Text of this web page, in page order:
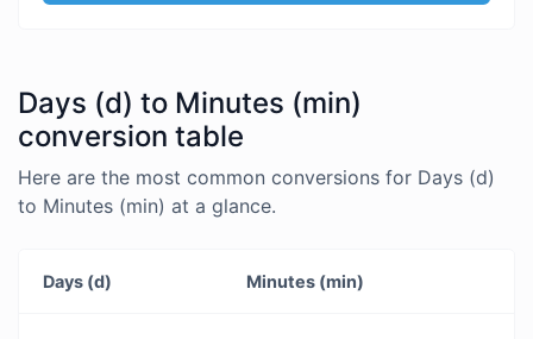
Days (d) to Minutes (min)
conversion table
Here are the most common conversions for Days (d)
to Minutes (min) at a glance.
Days (d) Minutes (min)